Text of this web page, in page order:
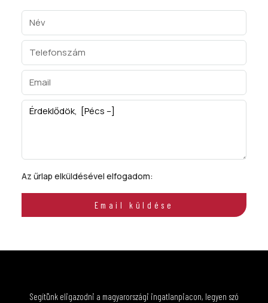
Az űrlap elküldésével elfogadom:
Email küldése
Segítünk eligazodni a magyarországi ingatlanpiacon, legyen szó